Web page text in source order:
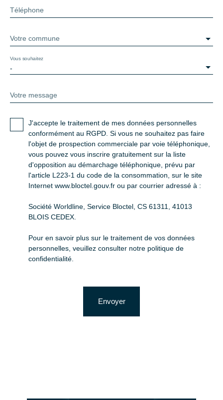
Téléphone
Votre commune
-
Vous souhaitez
Votre message
J'accepte le traitement de mes données personnelles
conformément au RGPD. Si vous ne souhaitez pas faire
l'objet de prospection commerciale par voie téléphonique,
vous pouvez vous inscrire gratuitement sur la liste
d'opposition au démarchage téléphonique, prévu par
l'article L223-1 du code de la consommation, sur le site
Internet www.bloctel.gouv.fr ou par courrier adressé à :
Société Worldline, Service Bloctel, CS 61311, 41013
BLOIS CEDEX.
Pour en savoir plus sur le traitement de vos données
personnelles, veuillez consulter notre politique de
confidentialité
Envoyer